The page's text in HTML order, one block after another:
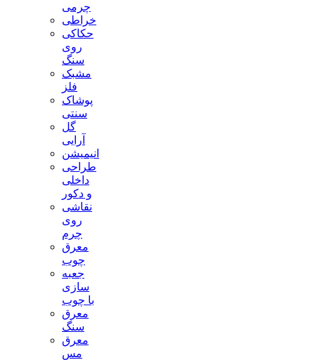
چرمی
خراطی
حکاکی
روی
سنگ
مشبک
فلز
پوشاک
سنتی
گل
آرایی
انیمیشن
طراحی
داخلی
و دکور
نقاشی
روی
چرم
معرق
چوب
جعبه
سازی
با چوب
معرق
سنگ
معرق
مس